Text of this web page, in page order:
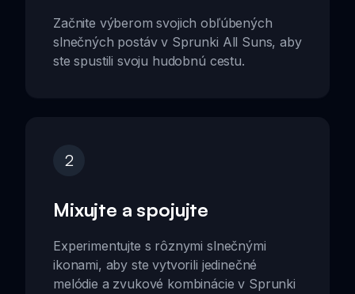
Začnite výberom svojich obľúbených
slnečných postáv v Sprunki All Suns, aby
ste spustili svoju hudobnú cestu.
2
Mixujte a spojujte
Experimentujte s rôznymi slnečnými
ikonami, aby ste vytvorili jedinečné
melódie a zvukové kombinácie v Sprunki